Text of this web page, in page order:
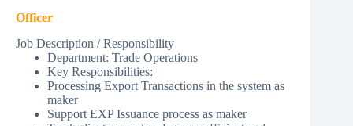
Officer
Job Description / Responsibility
Department: Trade Operations
Key Responsibilities:
Processing Export Transactions in the system as
maker
Support EXP Issuance process as maker